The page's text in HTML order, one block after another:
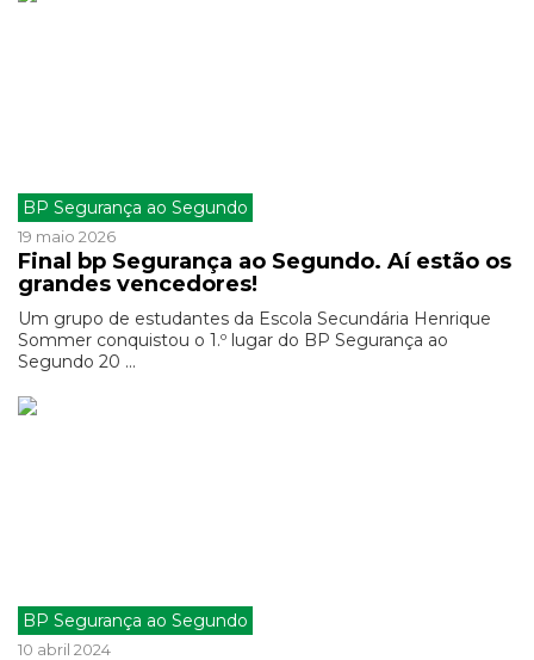
BP Segurança ao Segundo
19 maio 2026
Final bp Segurança ao Segundo. Aí estão os
grandes vencedores!
Um grupo de estudantes da Escola Secundária Henrique
Sommer conquistou o 1.º lugar do BP Segurança ao
Segundo 20 ...
BP Segurança ao Segundo
10 abril 2024